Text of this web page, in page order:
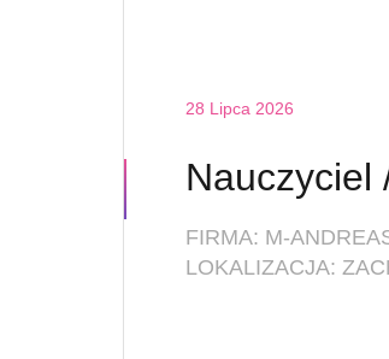
28 Lipca 2026
FIRMA: M-
LOKALIZACJA: